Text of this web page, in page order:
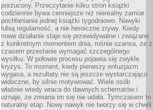
porzucony. Przeczytanie kilku stron książki
codziennie bywa cenniejsze niż nierealny zamiar
pochłaniania jednej książki tygodniowo. Nawyki
lubią regularność, a nie heroiczne zrywy. Kiedy
nowe działanie staje się przewidywalne i związane
z konkretnym momentem dnia, rośnie szansa, że z
czasem przestanie wymagać szczególnego
wysiłku. W połowie procesu pojawia się zwykle
kryzys. To moment, kiedy pierwszy entuzjazm
wygasa, a rezultaty nie są jeszcze wystarczająco
widoczne, by silnie motywować. Wiele osób
właśnie wtedy wraca do dawnych schematów i
uznaje, że zmiana im się nie udała. Tymczasem to
naturalny etap. Nowy nawyk nie tworzy się w chwili